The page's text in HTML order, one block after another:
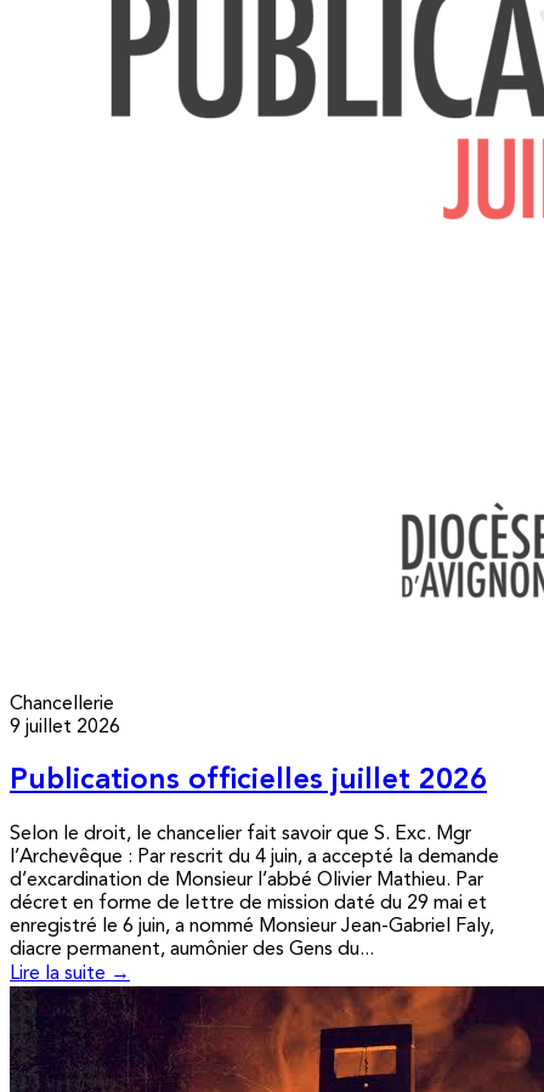
Chancellerie
9 juillet 2026
Publications officielles juillet 2026
Selon le droit, le chancelier fait savoir que S. Exc. Mgr
l’Archevêque : Par rescrit du 4 juin, a accepté la demande
d’excardination de Monsieur l’abbé Olivier Mathieu. Par
décret en forme de lettre de mission daté du 29 mai et
enregistré le 6 juin, a nommé Monsieur Jean-Gabriel Faly,
diacre permanent, aumônier des Gens du...
Lire la suite →